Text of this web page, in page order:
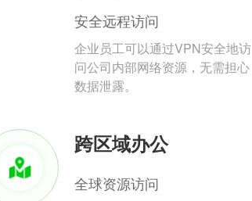
安全远程访问
企业员工可以通过VPN安全地访
问公司内部网络资源，无需担心
数据泄露。
跨区域办公
全球资源访问